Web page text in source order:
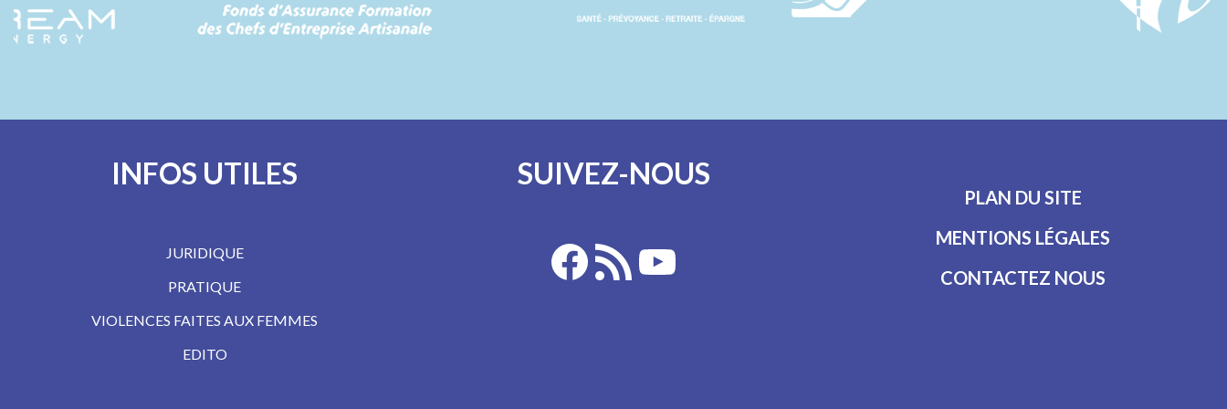
INFOS UTILES
JURIDIQUE
PRATIQUE
VIOLENCES FAITES AUX FEMMES
EDITO
SUIVEZ-NOUS
PLAN DU SITE
MENTIONS LÉGALES
CONTACTEZ NOUS